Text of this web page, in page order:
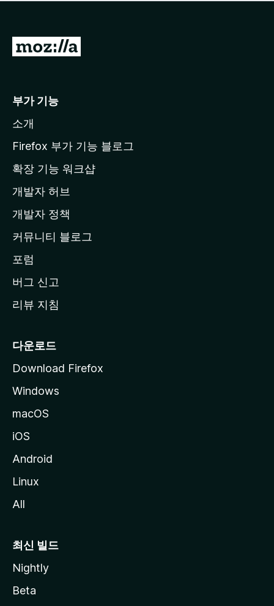
점
습
니
M
l
a
페
이
지
이
동
부가 기능
소개
Firefox 부가 기능 블로그
확장 기능 워크샵
개발자 허브
개발자 정책
커뮤니티 블로그
포럼
버그 신고
리뷰 지침
다운로드
Download Firefox
Windows
macOS
iOS
Android
Linux
All
최신 빌드
Nightly
Beta